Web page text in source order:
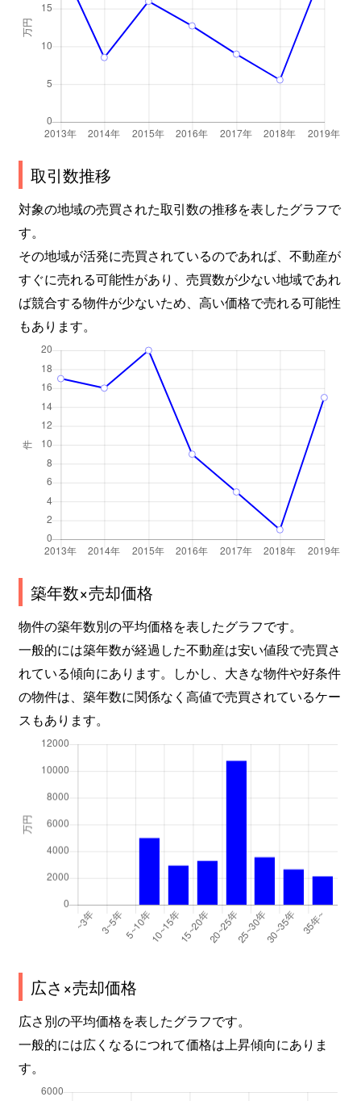
取引数推移
対象の地域の売買された取引数の推移を表したグラフで
す。
その地域が活発に売買されているのであれば、不動産が
すぐに売れる可能性があり、売買数が少ない地域であれ
ば競合する物件が少ないため、高い価格で売れる可能性
もあります。
築年数×売却価格
物件の築年数別の平均価格を表したグラフです。
一般的には築年数が経過した不動産は安い値段で売買さ
れている傾向にあります。しかし、大きな物件や好条件
の物件は、築年数に関係なく高値で売買されているケー
スもあります。
広さ×売却価格
広さ別の平均価格を表したグラフです。
一般的には広くなるにつれて価格は上昇傾向にありま
す。